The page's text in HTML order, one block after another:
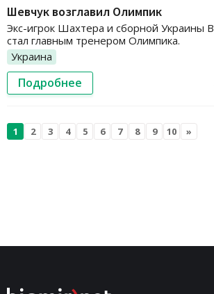
Шевчук возглавил Олимпик
Экс-игрок Шахтера и сборной Украины
стал главным тренером Олимпика.
Украина
Подробнее
1 2 3 4 5 6 7 8 9 10 »